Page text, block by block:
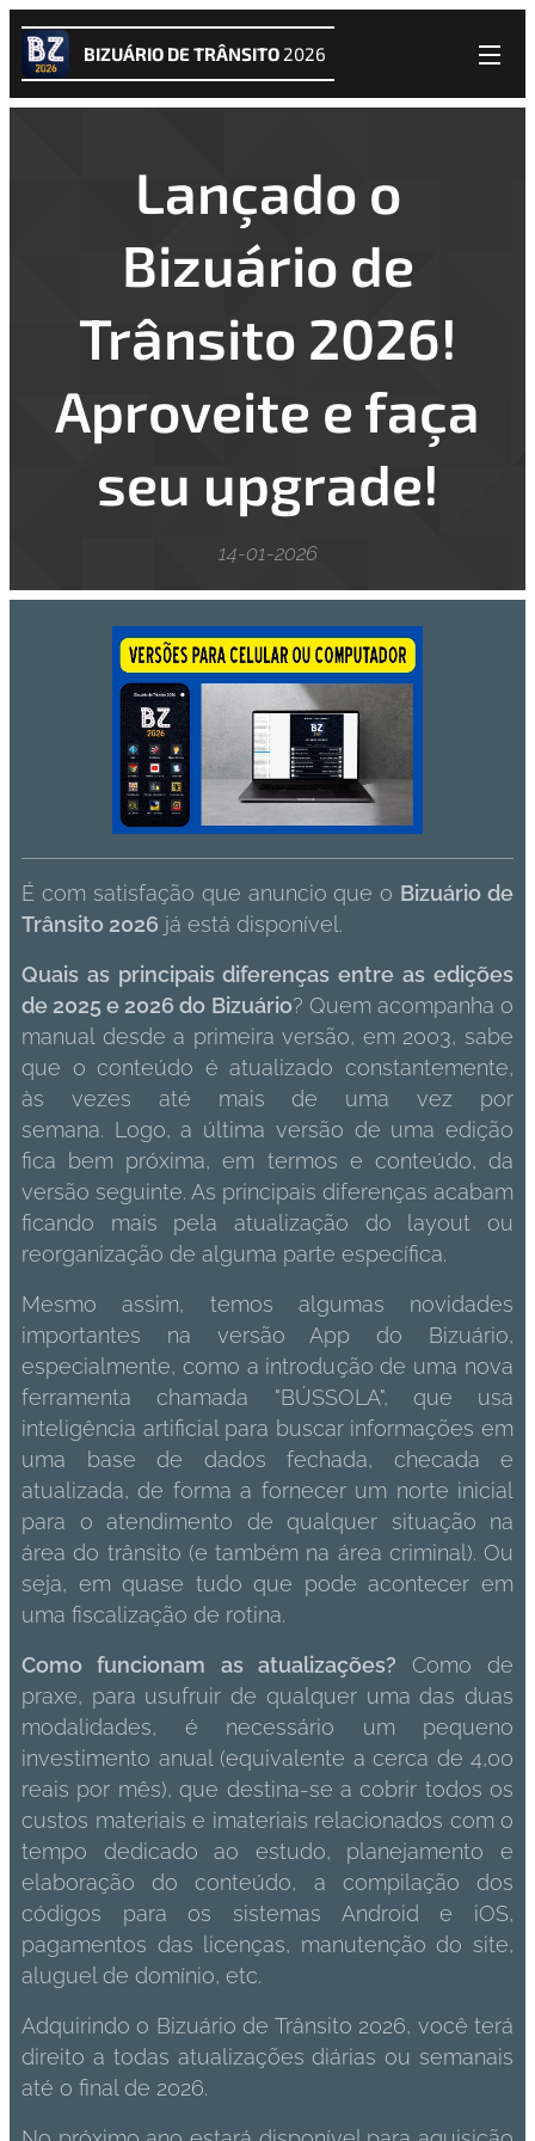
BIZUÁRIO DE TRÂNSITO 2026
Lançado o
Bizuário de
Trânsito 2026!
Aproveite e faça
seu upgrade!
14-01-2026
É com satisfação que anuncio que o Bizuário de
Trânsito 2026 já está disponível.
Quais as principais diferenças entre as edições
de 2025 e 2026 do Bizuário? Quem acompanha o
manual desde a primeira versão, em 2003, sabe
que o conteúdo é atualizado constantemente,
às vezes até mais de uma vez por
semana. Logo, a última versão de uma edição
fica bem próxima, em termos e conteúdo, da
versão seguinte. As principais diferenças acabam
ficando mais pela atualização do layout ou
reorganização de alguma parte específica.
Mesmo assim, temos algumas novidades
importantes na versão App do Bizuário,
especialmente, como a introdução de uma nova
ferramenta chamada "BÚSSOLA", que usa
inteligência artificial para buscar informações em
uma base de dados fechada, checada e
atualizada, de forma a fornecer um norte inicial
para o atendimento de qualquer situação na
área do trânsito (e também na área criminal). Ou
seja, em quase tudo que pode acontecer em
uma fiscalização de rotina.
Como funcionam as atualizações? Como de
praxe, para usufruir de qualquer uma das duas
modalidades, é necessário um pequeno
investimento anual (equivalente a cerca de 4,00
reais por mês), que destina-se a cobrir todos os
custos materiais e imateriais relacionados com o
tempo dedicado ao estudo, planejamento e
elaboração do conteúdo, a compilação dos
códigos para os sistemas Android e iOS,
pagamentos das licenças, manutenção do site,
aluguel de domínio, etc.
Adquirindo o Bizuário de Trânsito 2026, você terá
direito a todas atualizações diárias ou semanais
até o final de 2026.